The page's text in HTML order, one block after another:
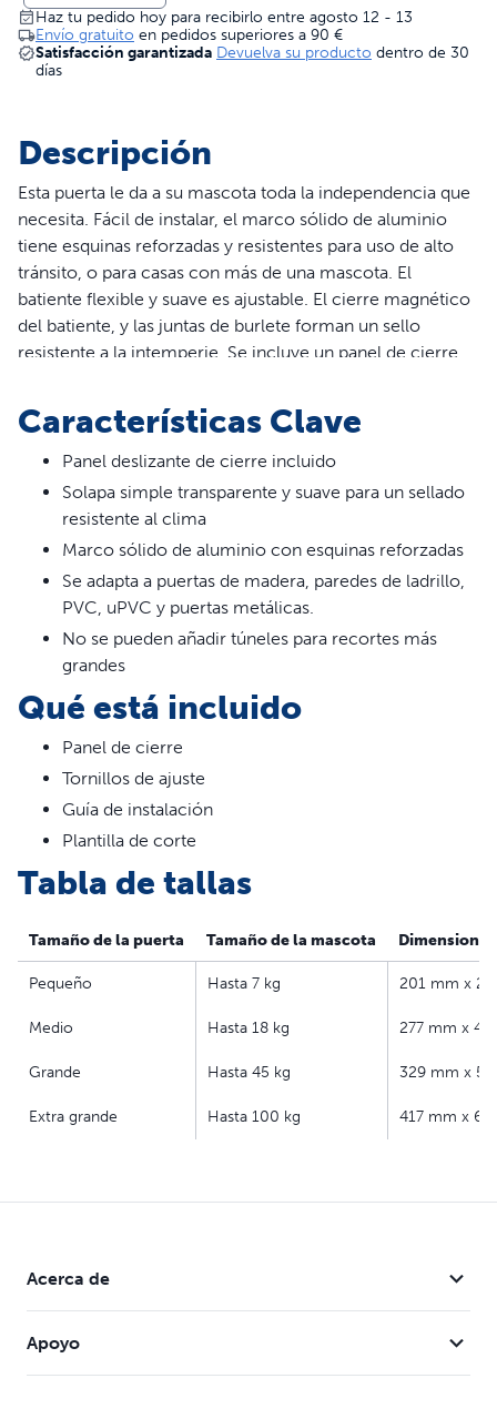
Haz tu pedido hoy para recibirlo entre agosto 12 - 13
Envío gratuito en pedidos superiores a 90 €
Satisfacción garantizada Devuelva su producto dentro de 30
días
Descripción
Esta puerta le da a su mascota toda la independencia que
necesita. Fácil de instalar, el marco sólido de aluminio
tiene esquinas reforzadas y resistentes para uso de alto
tránsito, o para casas con más de una mascota. El
batiente flexible y suave es ajustable. El cierre magnético
del batiente, y las juntas de burlete forman un sello
resistente a la intemperie. Se incluye un panel de cierre
controlar el acceso de su mascota. La instalación de esta
puerta para perros y gatos es un sencillo proyecto de
bricolaje y se adapta a puertas de hasta 51 mm de grosor.
ADVERTENCIA:
Los niños pequeños caben por la puerta.
declaración.
Características
Batiente único blando y transparente para aislar frente a
las inclemencias del tiempo
Puede colocarse en puertas de madera, PVC, uPVC o
puertas de metal
Características Clave
Panel deslizante de cierre incluido
Solapa simple transparente y suave para un sellado
resistente al clima
Marco sólido de aluminio con esquinas reforzadas
Se adapta a puertas de madera, paredes de ladrillo,
PVC, uPVC y puertas metálicas.
No se pueden añadir túneles para recortes más
grandes
Qué está incluido
Panel de cierre
Tornillos de ajuste
Guía de instalación
Plantilla de corte
Tabla de tallas
Tamaño de la puerta Tamaño de la mascota
Pequeño Hasta 7 kg 201 mm x
Medio Hasta 18 kg 277 mm x
Grande Hasta 45 kg 329 mm x
Extra grande Hasta 100 kg 417 mm x
Acerca de
Apoyo